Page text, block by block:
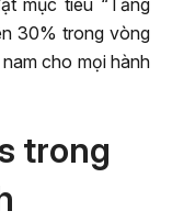
mục tiêu “Tăng
30% trong vòng
cho mọi hành
trong